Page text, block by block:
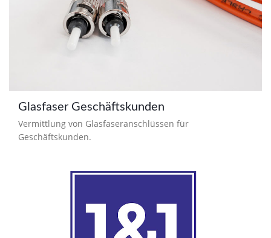
Glasfaser Geschäftskunden
Vermittlung von Glasfaseranschlüssen für
Geschäftskunden.